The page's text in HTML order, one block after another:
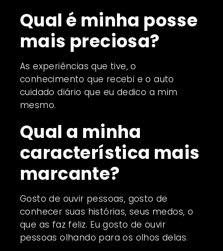
Qual é minha posse
mais preciosa?
As experiências que tive, o
conhecimento que recebi e o auto
cuidado diário que eu dedico a mim
mesmo.
Qual a minha
característica mais
marcante?
Gosto de ouvir pessoas, gosto de
conhecer suas histórias, seus medos, o
que as faz feliz. Eu gosto de ouvir
pessoas olhando para os olhos delas.